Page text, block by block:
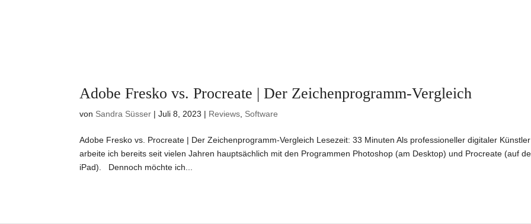
Adobe Fresko vs. Procreate | Der Zeichenprogramm-Vergleich
von Sandra Süsser |Juli 8, 2023 | Reviews Software
Adobe Fresko vs. Procreate | Der Zeichenprogramm-Vergleich Lesezeit: 33 Minuten Als professioneller digitaler Künstler
arbeite ich bereits seit vielen Jahren hauptsächlich mit den Programmen Photoshop (am Desktop) und Procreate (auf
iPad). Dennoch möchte ich...